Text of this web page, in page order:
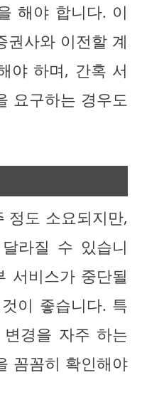
해야 합니다. 이
권사와 이전할 계
야 하며, 간혹 서
요구하는 경우도
정도 소요되지만,
라질 수 있습니
서비스가 중단될
이 좋습니다. 특
경을 자주 하는
꼼꼼히 확인해야